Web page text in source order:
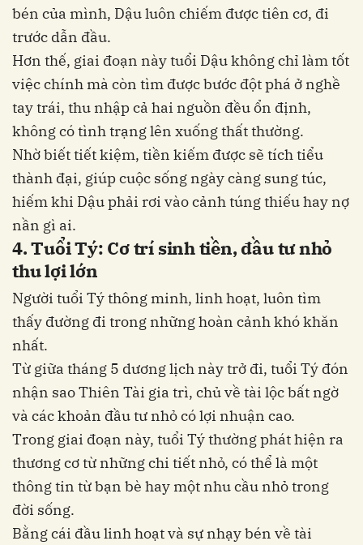
bén của mình, Dậu luôn chiếm được tiên cơ, đi
trước dẫn đầu.
Hơn thế, giai đoạn này tuổi Dậu không chỉ làm tốt
việc chính mà còn tìm được bước đột phá ở nghề
tay trái, thu nhập cả hai nguồn đều ổn định,
không có tình trạng lên xuống thất thường.
Nhờ biết tiết kiệm, tiền kiếm được sẽ tích tiểu
thành đại, giúp cuộc sống ngày càng sung túc,
hiếm khi Dậu phải rơi vào cảnh túng thiếu hay nợ
nần gì ai.
4. Tuổi Tý: Cơ trí sinh tiền, đầu tư nhỏ
thu lợi lớn
Người tuổi Tý thông minh, linh hoạt, luôn tìm
thấy đường đi trong những hoàn cảnh khó khăn
nhất.
Từ giữa tháng 5 dương lịch này trở đi, tuổi Tý đón
nhận sao Thiên Tài gia trì, chủ về tài lộc bất ngờ
và các khoản đầu tư nhỏ có lợi nhuận cao.
Trong giai đoạn này, tuổi Tý thường phát hiện ra
thương cơ từ những chi tiết nhỏ, có thể là một
thông tin từ bạn bè hay một nhu cầu nhỏ trong
đời sống.
Bằng cái đầu linh hoạt và sự nhạy bén về tài